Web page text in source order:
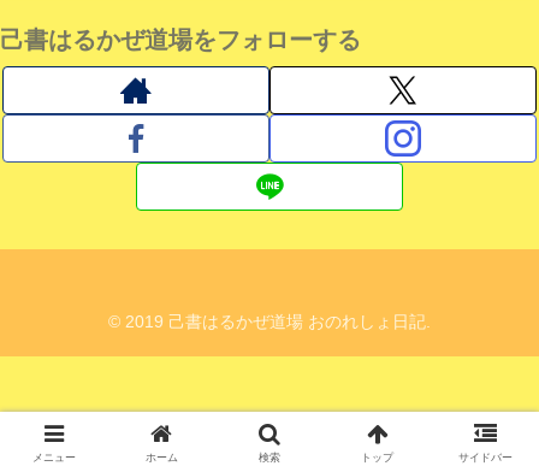
己書はるかぜ道場をフォローする
© 2019 己書はるかぜ道場 おのれしょ日記.
メニュー ホーム 検索 トップ サイドバー